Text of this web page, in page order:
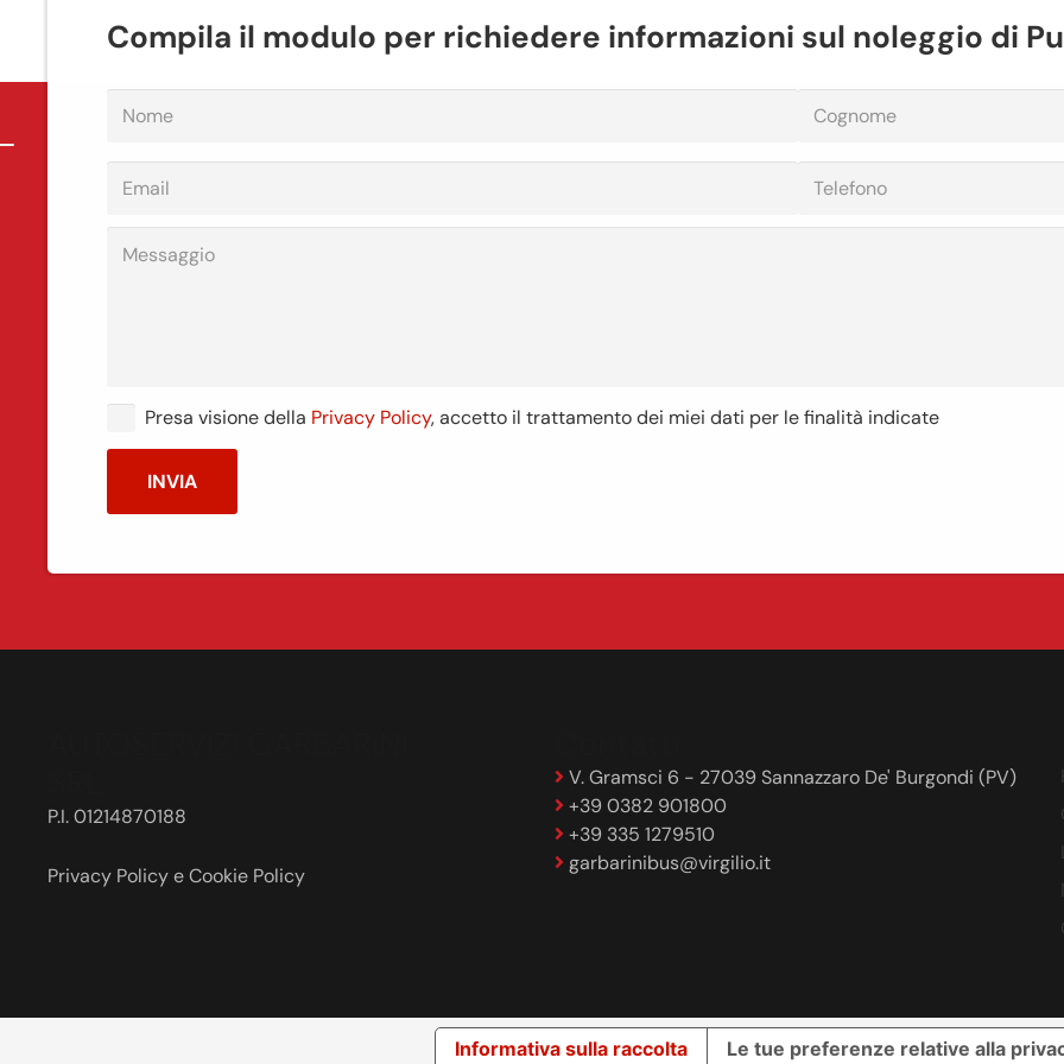
Compila il modulo per richiedere informazioni sul noleggio di
Presa visione della Privacy Policy, accetto il trattamento dei miei dati per le finalità indicate
P.I. 01214870188
Privacy PolicyeCookie Policy
V. Gramsci 6 - 27039 Sannazzaro De' Burgondi (PV)
+39 0382 901800
+39 335 1279510
garbarinibus@virgilio.it
Informativa sulla raccolta Le tue preferenze relative alla